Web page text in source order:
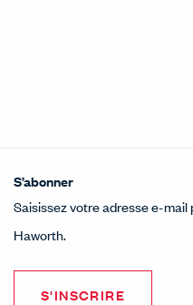
S’abonner
Saisissez votre adresse e-
Haworth.
S'INSCRIRE